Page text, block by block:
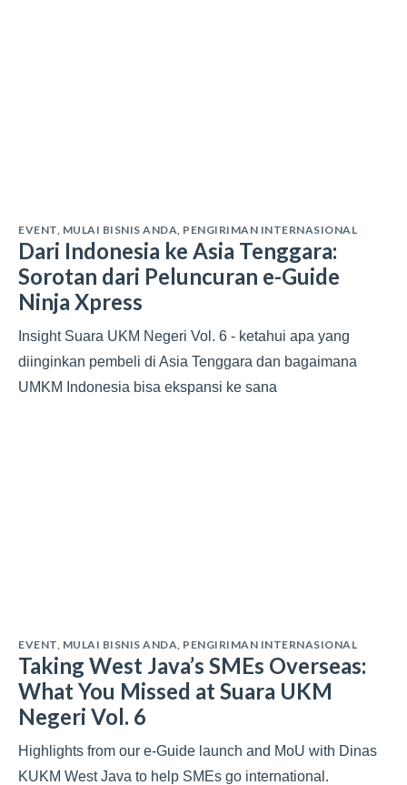
EVENT MULAI BISNIS ANDA PENGIRIMAN INTERNASIONAL
Dari Indonesia ke Asia Tenggara:
Sorotan dari Peluncuran e-Guide
Ninja Xpress
Insight Suara UKM Negeri Vol. 6 - ketahui apa yang
diinginkan pembeli di Asia Tenggara dan bagaimana
UMKM Indonesia bisa ekspansi ke sana
EVENT MULAI BISNIS ANDA PENGIRIMAN INTERNASIONAL
Taking West Java’s SMEs Overseas:
What You Missed at Suara UKM
Negeri Vol. 6
Highlights from our e-Guide launch and MoU with Dinas
KUKM West Java to help SMEs go international.